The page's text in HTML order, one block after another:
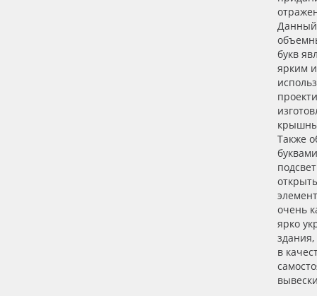
букв
ярким
Также
очень
ярко
в